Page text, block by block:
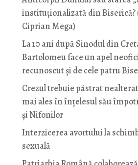
instituționalizată din Biserică?
Ciprian Mega)
La 10 ani după Sinodul din
Bartolomeu face un apel
recunoscut și de cele patru
Crezul trebuie păstrat
mai ales în înțelesul său
și Nifonilor
Interzicerea avortului la
sexuală